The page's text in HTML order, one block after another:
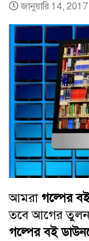
জানুয়ারি 14, 2017
আমরা গল্পের
তবে আগের
গল্পের বই